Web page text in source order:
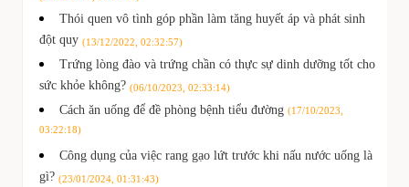
Thói quen vô tình góp phần làm tăng huyết áp và phát sinh
đột quy (13/12/2022, 02:32:57)
Trứng lòng đào và trứng chần có thực sự dinh dưỡng tốt cho
sức khỏe không? (06/10/2023, 02:33:14)
Cách ăn uống để đề phòng bệnh tiểu đường (17/10/2023,
03:22:18)
Công dụng của việc rang gạo lứt trước khi nấu nước uống là
gì? (23/01/2024, 01:31:43)